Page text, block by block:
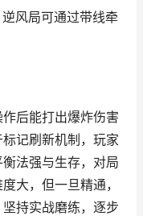
风局可通过带线牵
后能打出爆炸伤害
记刷新机制，玩家
法强与生存，对局
大，但一旦精通，
持实战磨练，逐步